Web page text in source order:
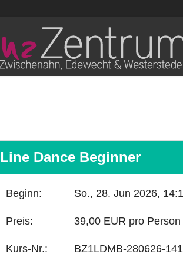
Line Dance Beginner
Beginn: So., 28. Jun 2026,
Preis: 39,00 EUR pro Person
Kurs-Nr.: BZ1LDMB-280626-